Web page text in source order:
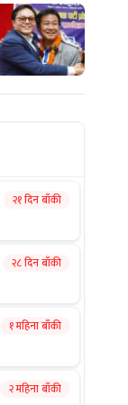
२१ दिन बाँकी
२८ दिन बाँकी
१ महिना बाँकी
२ महिना बाँकी